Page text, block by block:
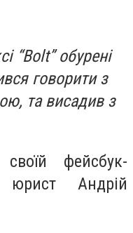
“Bolt”обурені
говорити з
та висадив з
фейсбук-
юрист Андрій